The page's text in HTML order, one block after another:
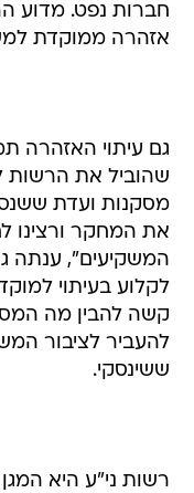
חברות נפט. מדוע
אזהרה ממוקדת
גם עיתוי האזהרה
שהוביל את הרשות
מסקנות ועדת
את המחקר ורצינו
המשקיעים", ענתה
לקלוע בעיתוי
קשה להבין מה
להעביר לציבור
ששינסקי.
רשות ני"ע היא